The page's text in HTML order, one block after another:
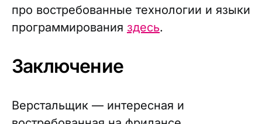
про востребованные технологии и языки
программирования здесь.
Заключение
Верстальщик — интересная и